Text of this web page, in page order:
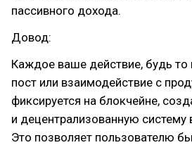
пассивного дохода.
Довод:
Каждое ваше действие, будь то
пост или взаимодействие с
фиксируется на блокчейне,
и децентрализованную систему
Это позволяет пользователю